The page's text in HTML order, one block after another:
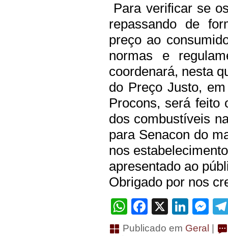
Para verificar se
repassando de
preço ao
normas e
coordenará, nesta
do Preço Justo,
Procons, será feito
dos combustíveis
para Senacon do
nos
apresentado ao
Obrigado por nos
WhatsApp
Facebook
X
Publicado em Geral